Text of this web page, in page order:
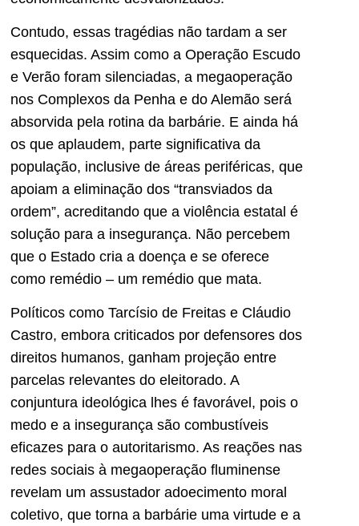
Contudo, essas tragédias não tardam a ser
esquecidas. Assim como a Operação Escudo
e Verão foram silenciadas, a megaoperação
nos Complexos da Penha e do Alemão será
absorvida pela rotina da barbárie. E ainda há
os que aplaudem, parte significativa da
população, inclusive de áreas periféricas, que
apoiam a eliminação dos “transviados da
ordem”, acreditando que a violência estatal é
solução para a insegurança. Não percebem
que o Estado cria a doença e se oferece
como remédio – um remédio que mata.
Políticos como Tarcísio de Freitas e Cláudio
Castro, embora criticados por defensores dos
direitos humanos, ganham projeção entre
parcelas relevantes do eleitorado. A
conjuntura ideológica lhes é favorável, pois o
medo e a insegurança são combustíveis
eficazes para o autoritarismo. As reações nas
redes sociais à megaoperação fluminense
revelam um assustador adoecimento moral
coletivo, que torna a barbárie uma virtude e a